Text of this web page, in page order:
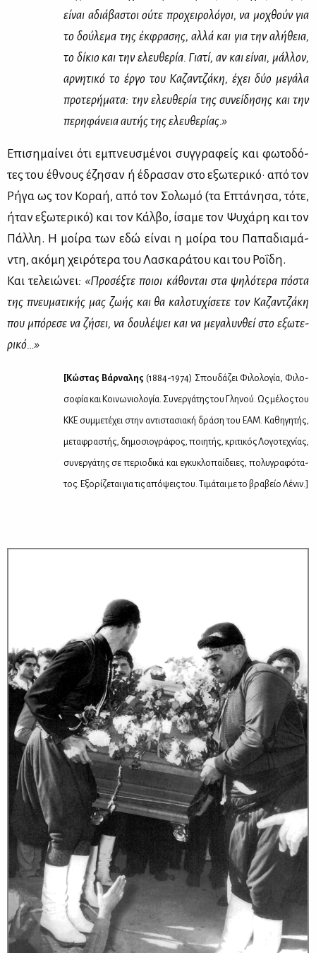
εί­ναι αδιά­βα­στοι ού­τε προ­χει­ρο­λό­γοι, να μο­χθούν για
το δού­λε­μα της έκ­φρα­σης, αλ­λά και για την αλή­θεια,
το δί­κιο και την ελευ­θε­ρία. Για­τί, αν και εί­ναι, μάλ­λον,
αρ­νη­τι­κό το έρ­γο του Κα­ζαν­τζά­κη, έχει δύο με­γά­λα
προ­τε­ρή­μα­τα: την ελευ­θε­ρία της συ­νεί­δη­σης και την
πε­ρη­φά­νεια αυ­τής της ελευ­θε­ρί­ας.»
Επι­ση­μαί­νει ότι εμπνευ­σμέ­νοι συγ­γρα­φείς και φω­το­δό­
τες του έθνους έζη­σαν ή έδρα­σαν στο εξω­τε­ρι­κό· από τον
Ρή­γα ως τον Κο­ραή, από τον Σο­λω­μό (τα Επτά­νη­σα, τό­τε,
ήταν εξω­τε­ρι­κό) και τον Κάλ­βο, ίσα­με τον Ψυ­χά­ρη και τον
Πάλ­λη. Η μοί­ρα των εδώ εί­ναι η μοί­ρα του Πα­πα­δια­μά­
ντη, ακό­μη χει­ρό­τε­ρα του Λα­σκα­ρά­του και του Ρο­ΐ­δη.
Και τε­λειώ­νει: «Προ­σέξ­τε ποιοι κά­θο­νται στα ψη­λό­τε­ρα πό­στα
της πνευ­μα­τι­κής μας ζω­ής και θα κα­λο­τυ­χί­σε­τε τον Κα­ζαν­τζά­κη
που μπό­ρε­σε να ζή­σει, να δου­λέ­ψει και να με­γα­λυν­θεί στο εξω­τε­
ρι­κό…»
[Κώ­στας Βάρ­να­λης(1884-1974) Σπου­δά­ζει Φι­λο­λο­γία, Φι­λο­
σο­φία και Κοι­νω­νιο­λο­γία. Συ­νερ­γά­της του Γλη­νού. Ως μέ­λος του
ΚΚΕ συμ­με­τέ­χει στην αντι­στα­σια­κή δρά­ση του ΕΑΜ. Κα­θη­γη­τής,
με­τα­φρα­στής, δη­μο­σιο­γρά­φος, ποι­η­τής, κρι­τι­κός Λο­γο­τε­χνί­ας,
συ­νερ­γά­της σε πε­ριο­δι­κά και εγκυ­κλο­παί­δειες, πο­λυ­γρα­φό­τα­
τος. Εξο­ρί­ζε­ται για τις από­ψεις του. Τι­μά­ται με το βρα­βείο Λέ­νιν.]